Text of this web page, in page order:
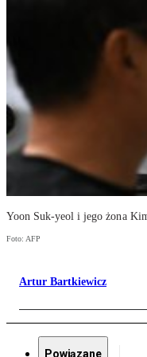
Yoon Suk-yeol i jego żona
Foto: AFP
Artur Bartkiewicz
Powiązane